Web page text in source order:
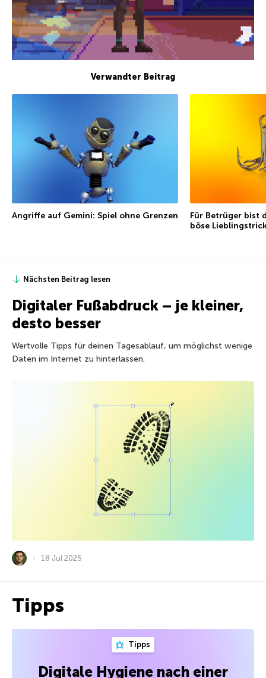
Verwandter Beitrag
Angriffe auf Gemini: Spiel ohne Grenzen
Für Betrüger bist
böse
Nächsten Beitrag lesen
Digitaler Fußabdruck – je kleiner,
desto besser
Wertvolle Tipps für deinen Tagesablauf, um möglichst wenige
Daten im Internet zu hinterlassen.
18 Jul 2025
Tipps
Tipps
Digitale Hygiene nach einer